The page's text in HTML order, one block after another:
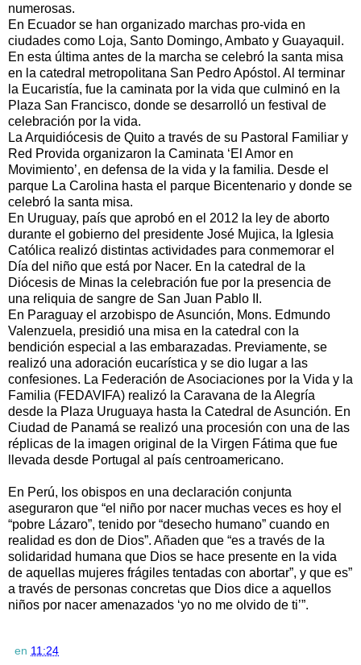
numerosas.
En Ecuador se han organizado marchas pro-vida en
ciudades como Loja, Santo Domingo, Ambato y Guayaquil.
En esta última antes de la marcha se celebró la santa misa
en la catedral metropolitana San Pedro Apóstol. Al terminar
la Eucaristía, fue la caminata por la vida que culminó en la
Plaza San Francisco, donde se desarrolló un festival de
celebración por la vida.
La Arquidiócesis de Quito a través de su Pastoral Familiar y
Red Provida organizaron la Caminata ‘El Amor en
Movimiento’, en defensa de la vida y la familia. Desde el
parque La Carolina hasta el parque Bicentenario y donde se
celebró la santa misa.
En Uruguay, país que aprobó en el 2012 la ley de aborto
durante el gobierno del presidente José Mujica, la Iglesia
Católica realizó distintas actividades para conmemorar el
Día del niño que está por Nacer. En la catedral de la
Diócesis de Minas la celebración fue por la presencia de
una reliquia de sangre de San Juan Pablo II.
En Paraguay el arzobispo de Asunción, Mons. Edmundo
Valenzuela, presidió una misa en la catedral con la
bendición especial a las embarazadas. Previamente, se
realizó una adoración eucarística y se dio lugar a las
confesiones. La Federación de Asociaciones por la Vida y la
Familia (FEDAVIFA) realizó la Caravana de la Alegría
desde la Plaza Uruguaya hasta la Catedral de Asunción. En
Ciudad de Panamá se realizó una procesión con una de las
réplicas de la imagen original de la Virgen Fátima que fue
llevada desde Portugal al país centroamericano.
En Perú, los obispos en una declaración conjunta
aseguraron que “el niño por nacer muchas veces es hoy el
“pobre Lázaro”, tenido por “desecho humano” cuando en
realidad es don de Dios”. Añaden que “es a través de la
solidaridad humana que Dios se hace presente en la vida
de aquellas mujeres frágiles tentadas con abortar”, y que es”
a través de personas concretas que Dios dice a aquellos
niños por nacer amenazados ‘yo no me olvido de ti’”.
en 11:24